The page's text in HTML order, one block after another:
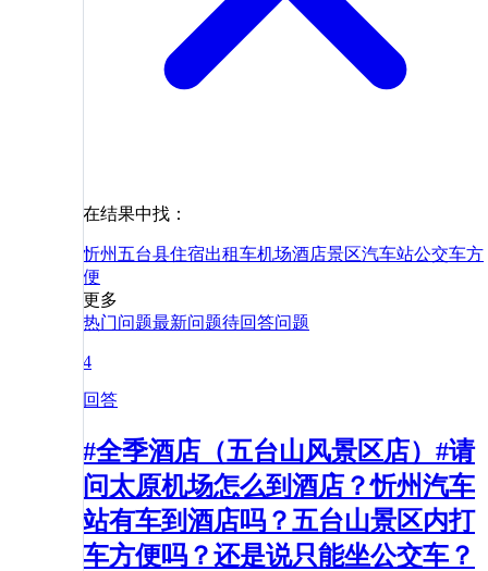
在结果中找：
忻州 五台县住宿出租车机场酒店景区汽车站公交车方
便
更多
热门问题最新问题待回答问题
4
回答
#全季酒店（五台山风景区店）#请
问太原机场怎么到酒店？忻州汽车
站有车到酒店吗？五台山景区内打
车方便吗？还是说只能坐公交车？